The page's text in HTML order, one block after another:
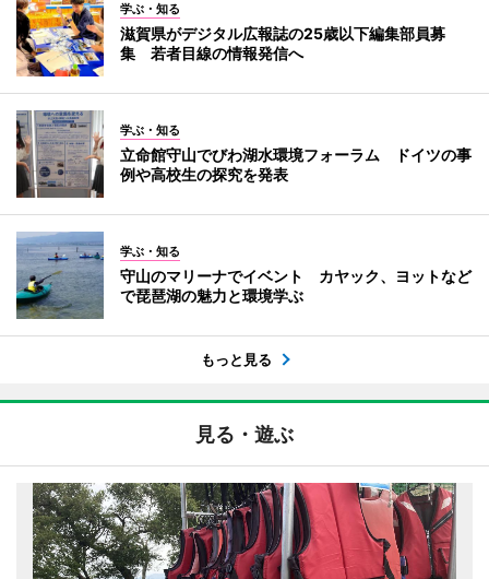
学ぶ・知る
滋賀県がデジタル広報誌の25歳以下編集部員募
集 若者目線の情報発信へ
学ぶ・知る
立命館守山でびわ湖水環境フォーラム ドイツの事
例や高校生の探究を発表
学ぶ・知る
守山のマリーナでイベント カヤック、ヨットなど
で琵琶湖の魅力と環境学ぶ
もっと見る
見る・遊ぶ